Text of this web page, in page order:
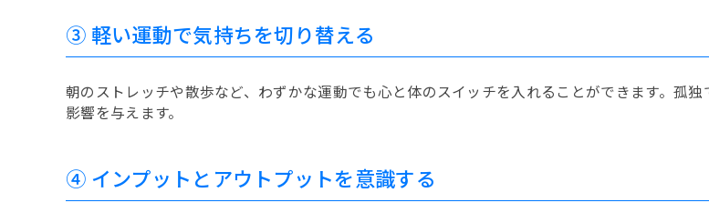
③ 軽い運動で気持ちを切り替える
朝のストレッチや散歩など、わずかな運動でも心と体のスイッチを入れることができます。孤
影響を与えます。
④ インプットとアウトプットを意識する